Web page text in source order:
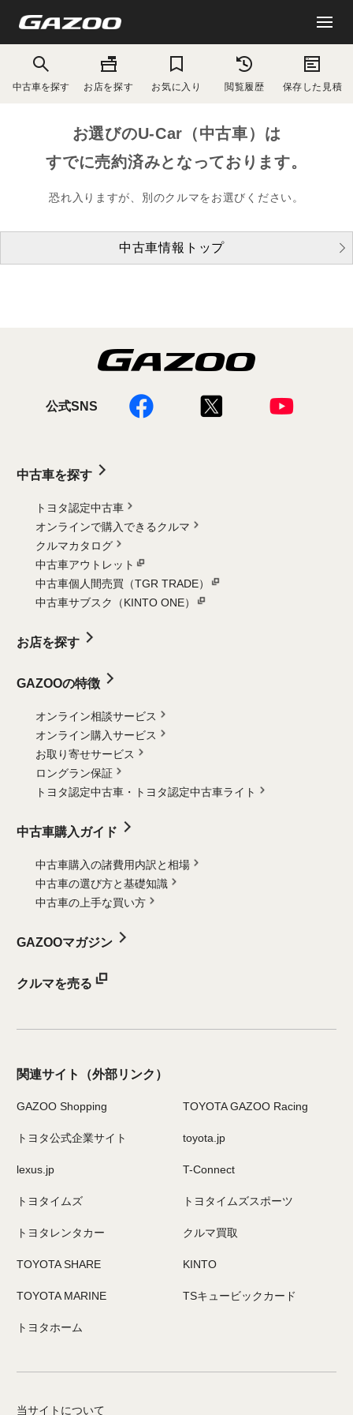
中古車を探す お店を探す お気に入り 閲覧履歴 保存した見積
お選びのU-Car（中古車）は
すでに売約済みとなっております。
恐れ入りますが、別のクルマをお選びください。
中古車情報トップ
公式SNS
中古車を探す
トヨタ認定中古車
オンラインで購入できるクルマ
クルマカタログ
中古車アウトレット
中古車個人間売買（TGR TRADE）
中古車サブスク（KINTO ONE）
お店を探す
GAZOOの特徴
オンライン相談サービス
オンライン購入サービス
お取り寄せサービス
ロングラン保証
トヨタ認定中古車・
トヨタ認定中古車ライト
中古車購入ガイド
中古車購入の諸費用内訳と相場
中古車の選び方と基礎知識
中古車の上手な買い方
GAZOOマガジン
クルマを売る
関連サイト （外部リンク）
GAZOO Shopping TOYOTA GAZOO Racing
トヨタ公式企業サイト toyota.jp
lexus.jp T-Connect
トヨタイムズ トヨタイムズスポーツ
トヨタレンタカー クルマ買取
TOYOTA SHARE KINTO
TOYOTA MARINE TSキュービックカード
トヨタホーム
当サイトについて